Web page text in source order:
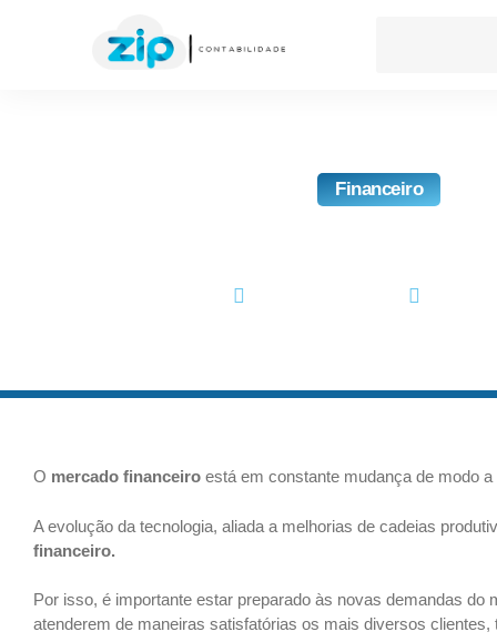
Financeiro
O mercado financeiro está em constante mudança de modo
A evolução da tecnologia, aliada a melhorias de cadeias
financeiro.
Por isso, é importante estar preparado às novas demandas
atenderem de maneiras satisfatórias os mais diversos